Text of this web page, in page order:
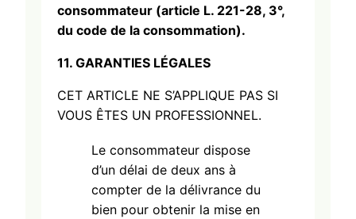
consommateur (article L. 221-28, 3°,
du code de la consommation).
11. GARANTIES LÉGALES
CET ARTICLE NE S’APPLIQUE PAS SI
VOUS ÊTES UN PROFESSIONNEL.
Le consommateur dispose
d’un délai de deux ans à
compter de la délivrance du
bien pour obtenir la mise en